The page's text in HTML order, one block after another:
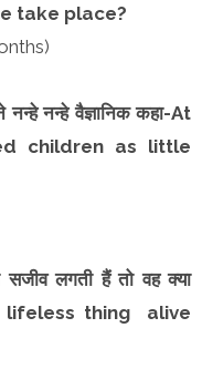
take place?
नन्हे वैज्ञानिक कहा-At
children as little
लगती हैं तो वह क्या
lifeless thing alive